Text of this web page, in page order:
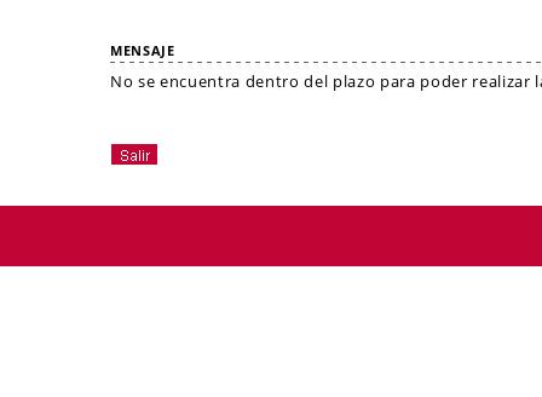
MENSAJE
No se encuentra dentro del plazo para poder realizar